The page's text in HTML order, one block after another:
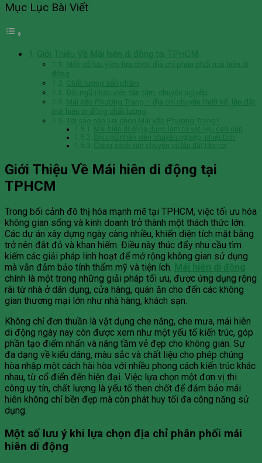
Mục Lục Bài Viết
Giới Thiệu Về Mái hiên di động tại TPHCM
Một số lưu ý khi lựa chọn địa chỉ phân phối mái hiên di
động
Chất lượng sản phẩm
Đội ngũ nhân viên tận tâm, chuyên nghiệp
Mái xếp Phương Trang – địa chỉ chuyên thiết kế, lắp đặt
mái hiên di động chất lượng
Tại sao nên lựa chọn Mái xếp Phương Trang?
Mái hiên di động được làm từ vật liệu cao cấp
Đội ngũ nhân viên chuyên nghiệp, nhiệt tình
Chính sách vận chuyển và lắp đặt tận nơi
Giới Thiệu Về Mái hiên di động tại
TPHCM
Trong bối cảnh đô thị hóa mạnh mẽ tại TPHCM, việc tối ưu hóa
không gian sống và kinh doanh trở thành một thách thức lớn.
Các dự án xây dựng ngày càng nhiều, khiến diện tích mặt bằng
trở nên đắt đỏ và khan hiếm. Điều này thúc đẩy nhu cầu tìm
kiếm các giải pháp linh hoạt để mở rộng không gian sử dụng
mà vẫn đảm bảo tính thẩm mỹ và tiện ích. Mái hiên di động
chính là một trong những giải pháp tối ưu, được ứng dụng rộng
rãi từ nhà ở dân dụng, cửa hàng, quán ăn cho đến các không
gian thương mại lớn như nhà hàng, khách sạn.
Không chỉ đơn thuần là vật dụng che nắng, che mưa, mái hiên
di động ngày nay còn được xem như một yếu tố kiến trúc, góp
phần tạo điểm nhấn và nâng tầm vẻ đẹp cho không gian. Sự
đa dạng về kiểu dáng, màu sắc và chất liệu cho phép chúng
hòa nhập một cách hài hòa với nhiều phong cách kiến trúc khác
nhau, từ cổ điển đến hiện đại. Việc lựa chọn một đơn vị thi
công uy tín, chất lượng là yếu tố then chốt để đảm bảo mái
hiên không chỉ bền đẹp mà còn phát huy tối đa công năng sử
dụng.
Một số lưu ý khi lựa chọn địa chỉ phân phối mái
hiên di động